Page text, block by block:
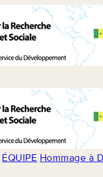
ÉQUIPE Hommage à